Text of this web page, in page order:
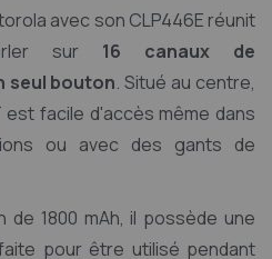
avec son CLP446E réunit
sur 16 canaux de
seul bouton. Situé au centre,
facile d'accès même dans
ou avec des gants de
de 1800 mAh, il possède une
pour être utilisé pendant